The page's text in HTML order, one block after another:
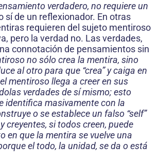
verdadero, no requiere un
sí de un reflexionador. En otras
requieren del sujeto mentiroso
pero la verdad no. Las verdades,
connotación de pensamientos sin
no sólo crea la mentira, sino
al otro para que “crea” y caiga en
mentiroso llega a creer en sus
verdades de sí mismo; esto
identifica masivamente con la
o se establece un falso “self”
creyentes, si todos creen, puede
en que la mentira se vuelve una
el todo, la unidad, se da o está